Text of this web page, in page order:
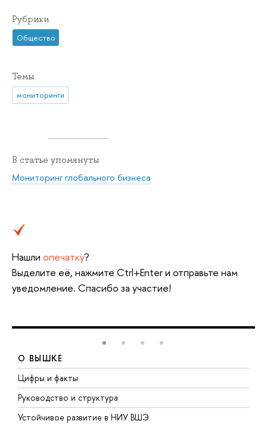
Рубрики
Общество
Темы
мониторинги
В статье упомянуты
Мониторинг глобального бизнеса
Нашли опечатку?
Выделите её, нажмите Ctrl+Enter и отправьте нам
уведомление. Спасибо за участие!
О ВЫШКЕ
Цифры и факты
Руководство и структура
Устойчивое развитие в НИУ ВШЭ